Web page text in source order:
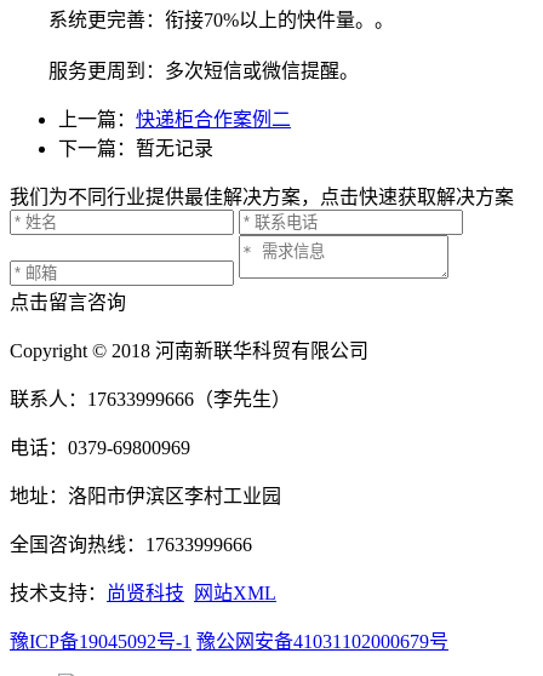
系统更完善：衔接70%以上的快件量。。
服务更周到：多次短信或微信提醒。
上一篇： 快递柜合作案例二
下一篇：暂无记录
我们为不同行业提供最佳解决方案，点击快速获取解决方案
点击留言咨询
Copyright © 2018 河南新联华科贸有限公司
联系人：17633999666（李先生）
电话：0379-69800969
地址：洛阳市伊滨区李村工业园
全国咨询热线：17633999666
技术支持： 尚贤科技 网站XML
豫ICP备19045092号-1 豫公网安备41031102000679号